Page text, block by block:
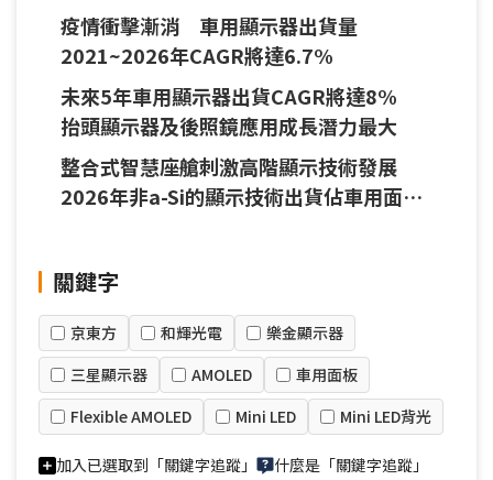
疫情衝擊漸消 車用顯示器出貨量
2021~2026年CAGR將達6.7%
未來5年車用顯示器出貨CAGR將達8%
抬頭顯示器及後照鏡應用成長潛力最大
整合式智慧座艙刺激高階顯示技術發展
2026年非a-Si的顯示技術出貨佔車用面板
關鍵字
京東方 和輝光電
樂金顯示器
三星顯示器
AMOLED
車用面板
Flexible AMOLED
Mini LED Mini LED背光
加入已選取到「關鍵字追蹤」 什麼是「關鍵字追蹤」